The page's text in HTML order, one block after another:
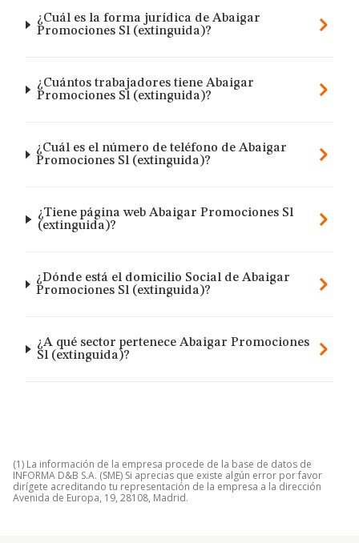
¿Cuál es la forma jurídica de Abaigar
Promociones Sl (extinguida)?
¿Cuántos trabajadores tiene Abaigar
Promociones Sl (extinguida)?
¿Cuál es el número de teléfono de Abaigar
Promociones Sl (extinguida)?
¿Tiene página web Abaigar Promociones Sl
(extinguida)?
¿Dónde está el domicilio Social de Abaigar
Promociones Sl (extinguida)?
¿A qué sector pertenece Abaigar Promociones
Sl (extinguida)?
(1) La información de la empresa procede de la base de datos de
INFORMA D&B S.A. (SME) Si aprecias que existe algún error por favor
dirígete acreditando tu representación de la empresa a la dirección
Avenida de Europa, 19, 28108, Madrid.